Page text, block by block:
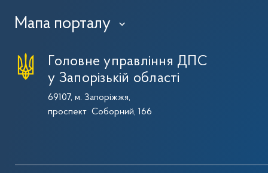
Мапа порталу ›
Головне управління ДПС
у Запорізькій області
69107, м. Запоріжжя,
проспект Соборний, 166